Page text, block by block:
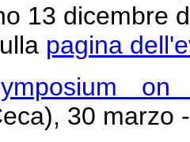
13 dicembre
pagina
on
30 marzo